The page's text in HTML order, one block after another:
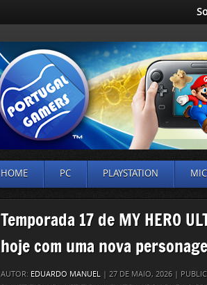
HOME PC PLAYSTATION
Temporada 17 de MY HERO
hoje com uma nova
AUTOR: EDUARDO MANUEL | 27 DE MAIO, 2026 |